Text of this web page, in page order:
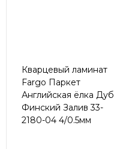
Кварцевый ламинат
Fargo Паркет
Английская ёлка Дуб
Финский Залив 33-
2180-04 4/0.5мм